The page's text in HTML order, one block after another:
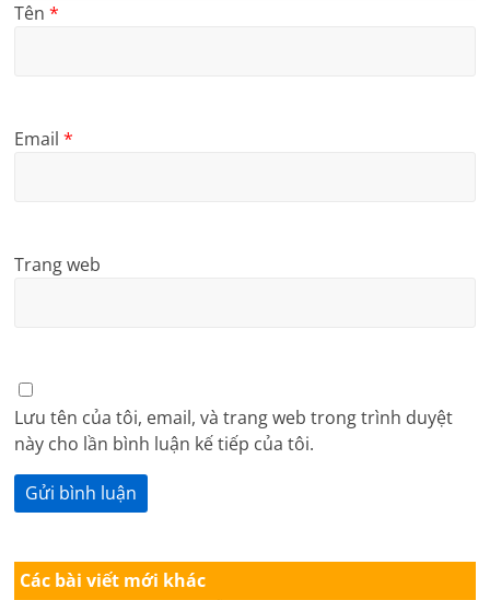
Tên*
Email*
Trang web
Lưu tên của tôi, email, và trang web trong trình duyệt
này cho lần bình luận kế tiếp của tôi.
Các bài viết mới khác